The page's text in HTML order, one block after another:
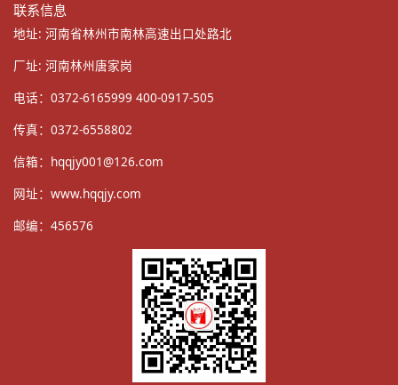
联系信息
地址: 河南省林州市南林高速出口处路北
厂址: 河南林州唐家岗
电话：0372-6165999 400-0917-505
传真：0372-6558802
信箱： hqqjy001@126.com
网址： www.hqqjy.com
邮编：456576